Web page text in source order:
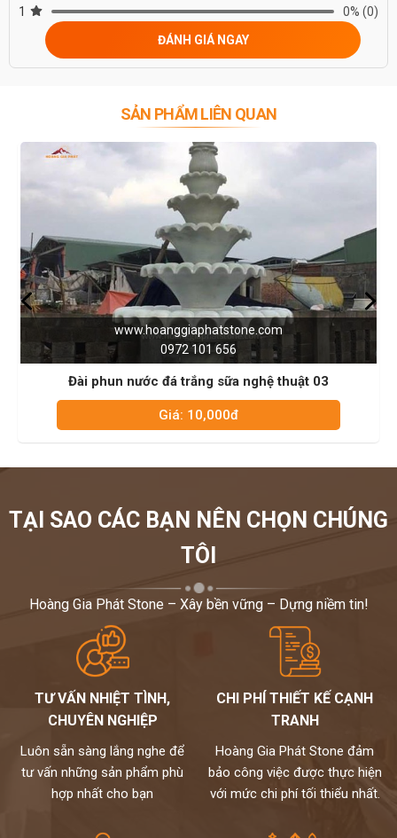
1
0% (0)
ĐÁNH GIÁ NGAY
SẢN PHẨM LIÊN QUAN
0972 101 656
đá trắng sữa nghệ thuật 03 Đài phun
TẠI SAO CÁC BẠN NÊN CHỌN CHÚNG
TÔI
Hoàng Gia Phát Stone – Xây bền vững – Dựng niềm tin!
TƯ VẤN NHIỆT TÌNH,
CHUYÊN NGHIỆP
Luôn sẵn sàng lắng nghe để
tư vấn những sản phẩm phù
hợp nhất cho bạn
CHI PHÍ THIẾT KẾ CẠNH
TRANH
Hoàng Gia Phát Stone đảm
bảo công việc được thực hiện
với mức chi phí tối thiểu nhất.